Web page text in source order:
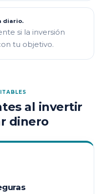
diario.
si la inversión
tu objetivo.
al invertir
dinero